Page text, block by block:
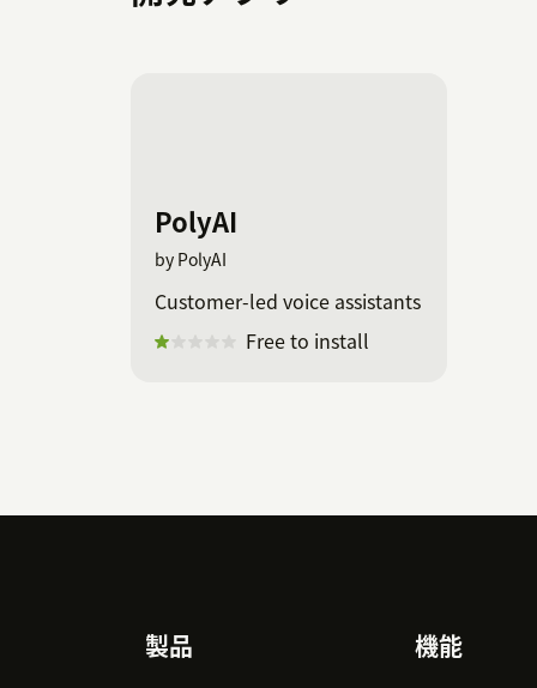
PolyAI
by PolyAI
Customer-led voice assistants
Free to install
製品 機能